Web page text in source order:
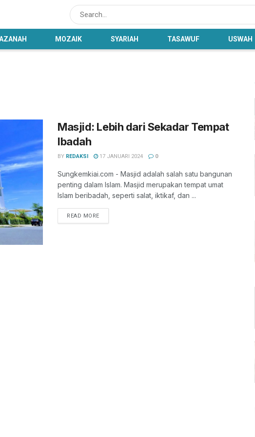
MOZAIK SYARIAH TASAWUF USWAH
Masjid: Lebih dari Sekadar Tempat
Ibadah
BY REDAKSI 17 JANUARI 2024 0
Sungkemkiai.com - Masjid adalah salah satu bangunan
penting dalam Islam. Masjid merupakan tempat umat
Islam beribadah, seperti salat, iktikaf, dan ...
READ MORE